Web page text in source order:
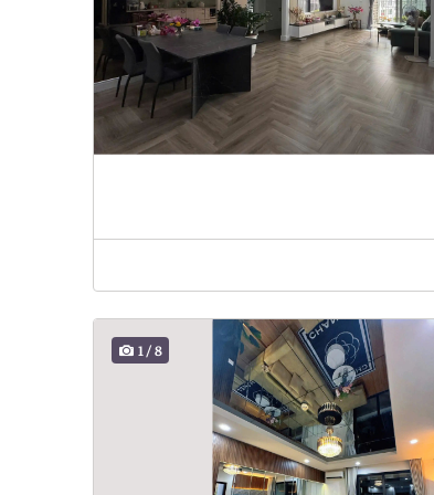
1/8